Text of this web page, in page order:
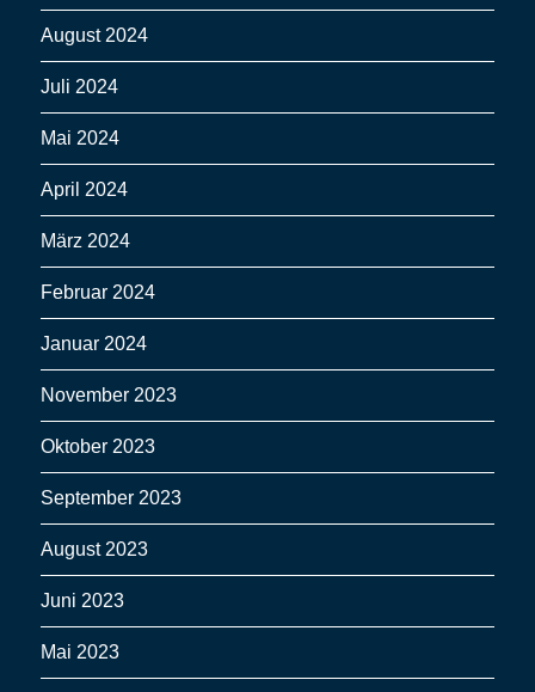
August 2024
Juli 2024
Mai 2024
April 2024
März 2024
Februar 2024
Januar 2024
November 2023
Oktober 2023
September 2023
August 2023
Juni 2023
Mai 2023